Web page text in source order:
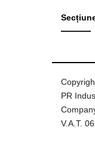
PR
V.A.T.